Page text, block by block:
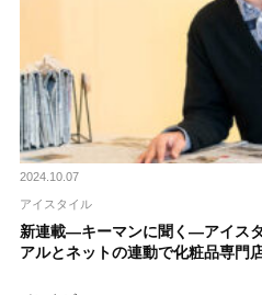
2024.10.07
アイスタイル
新連載―キーマンに聞く―アイス
アルとネットの連動で化粧品専門